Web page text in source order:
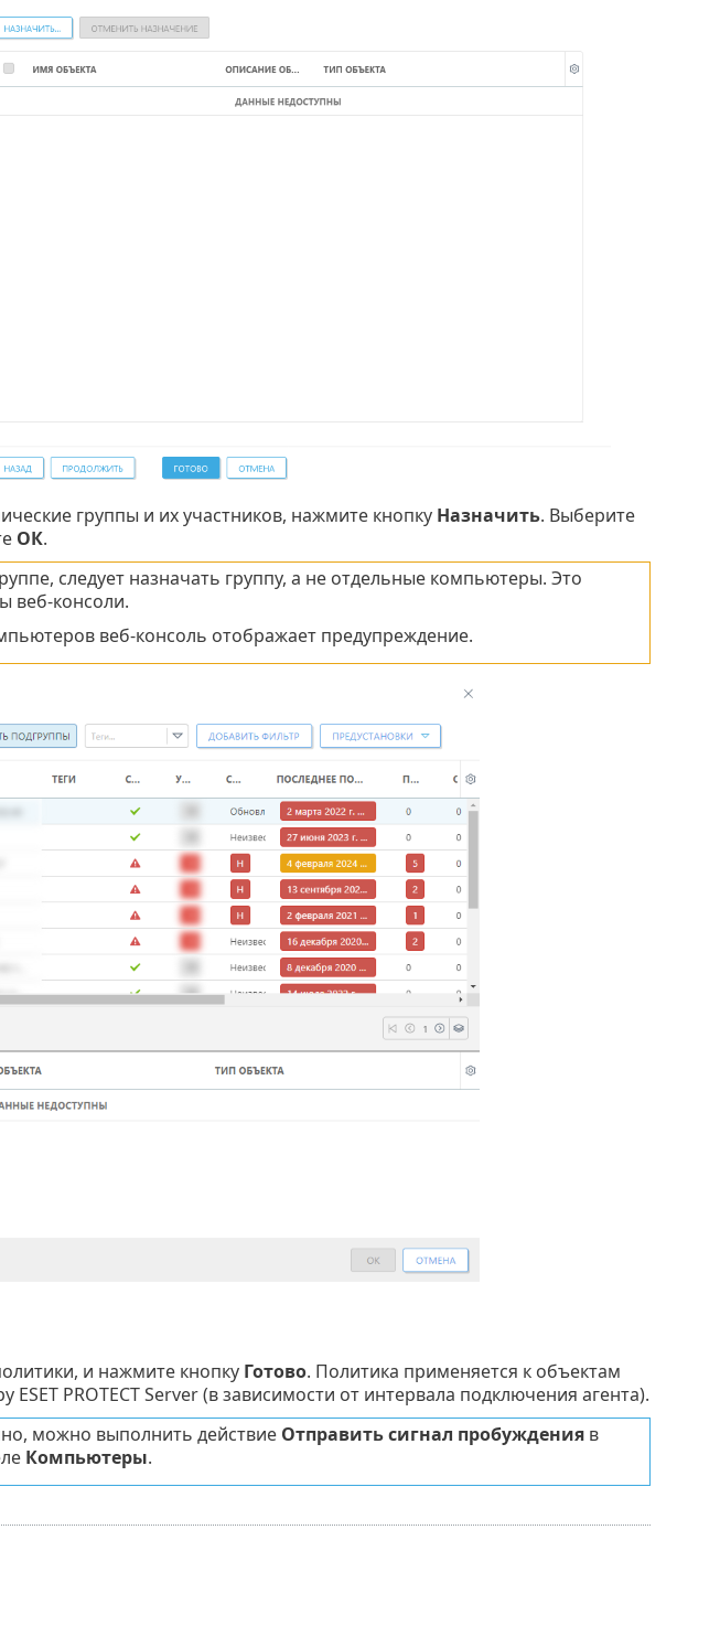
группы и их участников, нажмите кнопку Назначить. Выберите
ОК.
следует назначать группу, а не отдельные компьютеры. Это
веб-консоли.
веб-консоль отображает предупреждение.
и нажмите кнопку Готово. Политика применяется к объектам
ESET PROTECT Server (в зависимости от интервала подключения агента).
можно выполнить действие Отправить сигнал пробужденияв
Компьютеры.